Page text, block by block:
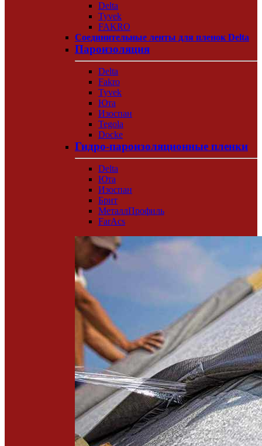
Delta
Tyvek
FAKRO
Соединительные ленты для пленок Delta
Пароизоляция
Delta
Fakro
Tyvek
Юта
Изоспан
Tegola
Docke
Гидро-пароизоляционные пленки
Delta
Юта
Изоспан
Брит
МеталлПрофиль
FarAcs